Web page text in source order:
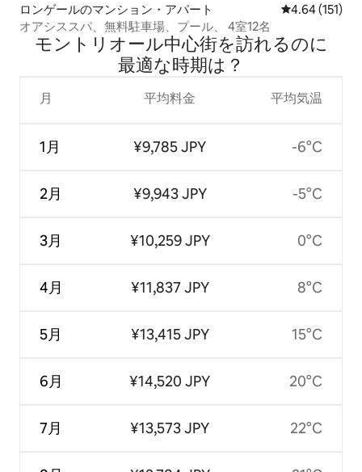
ロンゲールのマンション・アパート レビュー151
4.64 (151)
オアシススパ、無料駐車場、プール、 4室12名
モントリオール中心街を訪⁠れ⁠るの⁠に
最⁠適⁠な時⁠期⁠は⁠？
月
1月
2月
3月
4月
5月
6月
7月
平均料金
¥9,785 JPY
¥9,943 JPY
¥10,259 JPY
¥11,837 JPY
¥13,415 JPY
¥14,520 JPY
¥13,573 JPY
平均気温
-6°C
-5°C
0°C
8°C
15°C
20°C
22°C